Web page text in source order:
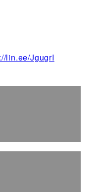
lin.ee/JgugrI